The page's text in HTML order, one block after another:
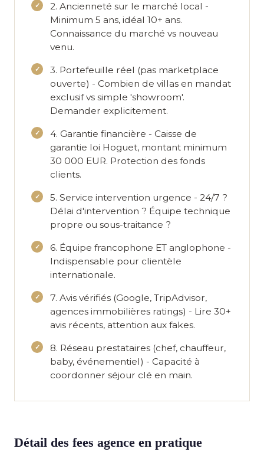
2. Ancienneté sur le marché local -
Minimum 5 ans, idéal 10+ ans.
Connaissance du marché vs nouveau
venu.
3. Portefeuille réel (pas marketplace
ouverte) - Combien de villas en mandat
exclusif vs simple 'showroom'.
Demander explicitement.
4. Garantie financière - Caisse de
garantie loi Hoguet, montant minimum
30 000 EUR. Protection des fonds
clients.
5. Service intervention urgence - 24/7 ?
Délai d'intervention ? Équipe technique
propre ou sous-traitance ?
6. Équipe francophone ET anglophone -
Indispensable pour clientèle
internationale.
7. Avis vérifiés (Google, TripAdvisor,
agences immobilières ratings) - Lire 30+
avis récents, attention aux fakes.
8. Réseau prestataires (chef, chauffeur,
baby, événementiel) - Capacité à
coordonner séjour clé en main.
Détail des fees agence en pratique